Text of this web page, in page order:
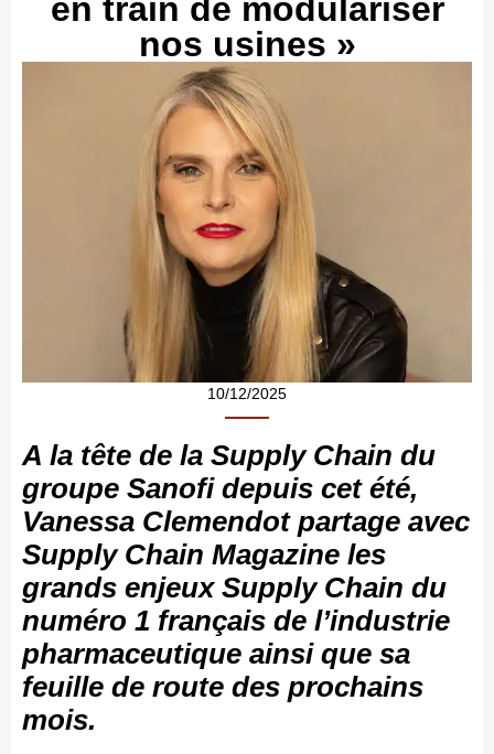
en train de modulariser
nos usines »
10/12/2025
A la tête de la Supply Chain du
groupe Sanofi depuis cet été,
Vanessa Clemendot partage avec
Supply Chain Magazine les
grands enjeux Supply Chain du
numéro 1 français de l’industrie
pharmaceutique ainsi que sa
feuille de route des prochains
mois.